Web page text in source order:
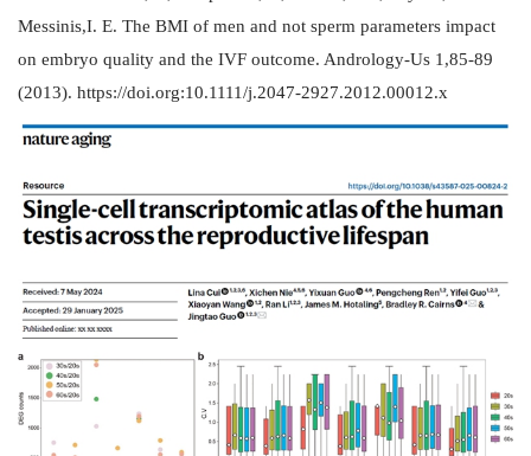
Messinis,I. E. The BMI of men and not sperm parameters impact
on embryo quality and the IVF outcome. Andrology-Us 1,85-89
(2013). https://doi.org:10.1111/j.2047-2927.2012.00012.x